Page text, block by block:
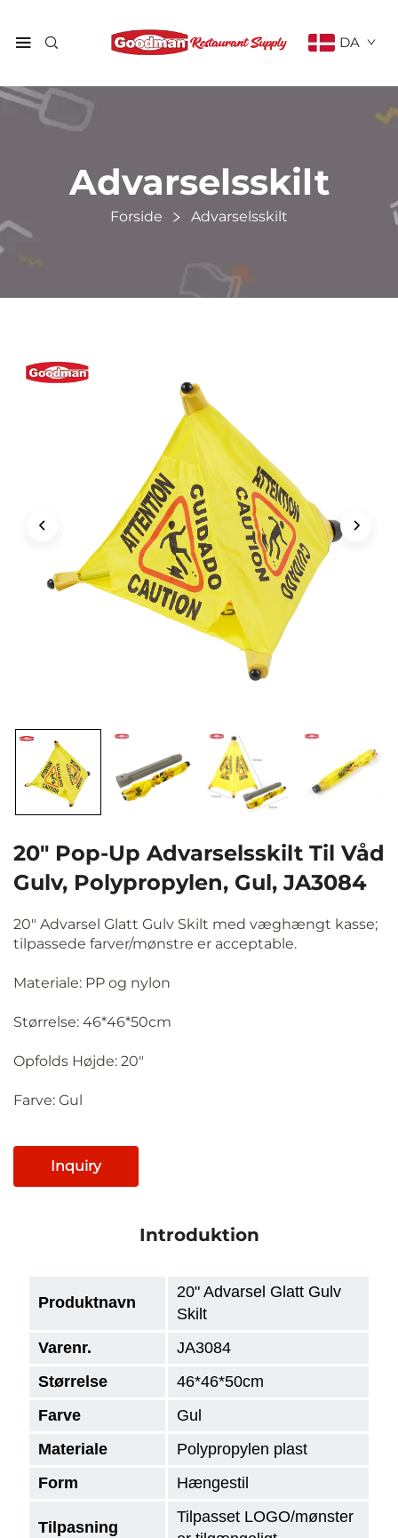
DA
Advarselsskilt
Forside Advarselsskilt
20" Pop-Up Advarselsskilt Til Våd
Gulv, Polypropylen, Gul, JA3084
20" Advarsel Glatt Gulv Skilt med væghængt kasse;
tilpassede farver/mønstre er acceptable.
Materiale: PP og nylon
Størrelse: 46*46*50cm
Opfolds Højde: 20"
Farve: Gul
Inquiry
Introduktion
Produktnavn
20" Advarsel Glatt Gulv
Skilt
Varenr.
JA3084
Størrelse
46*46*50cm
Farve
Gul
Materiale
Polypropylen plast
Form
Hængestil
Tilpasning
Tilpasset LOGO/mønster